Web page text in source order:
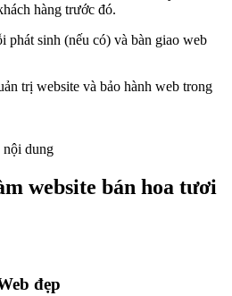
hàng trước đó.
phát sinh (nếu có) và bàn giao web
trị website và bảo hành web trong
nội dung
website bán hoa tươi
đẹp